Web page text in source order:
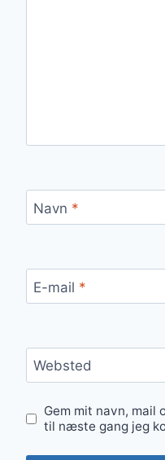
Navn *
E-mail *
Websted
Gem mit navn, mail
til næste gang jeg